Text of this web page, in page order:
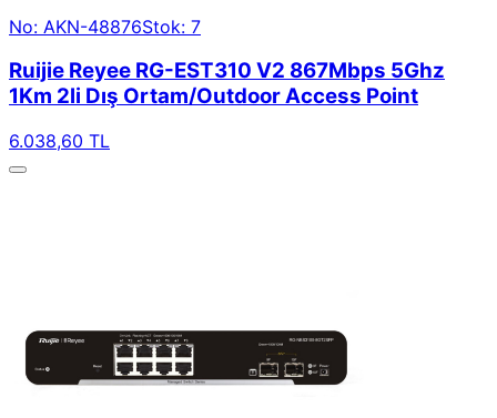
No: AKN-48876Stok: 7
Ruijie Reyee RG-EST310 V2 867Mbps 5Ghz
1Km 2li Dış Ortam/Outdoor Access Point
6.038,60 TL